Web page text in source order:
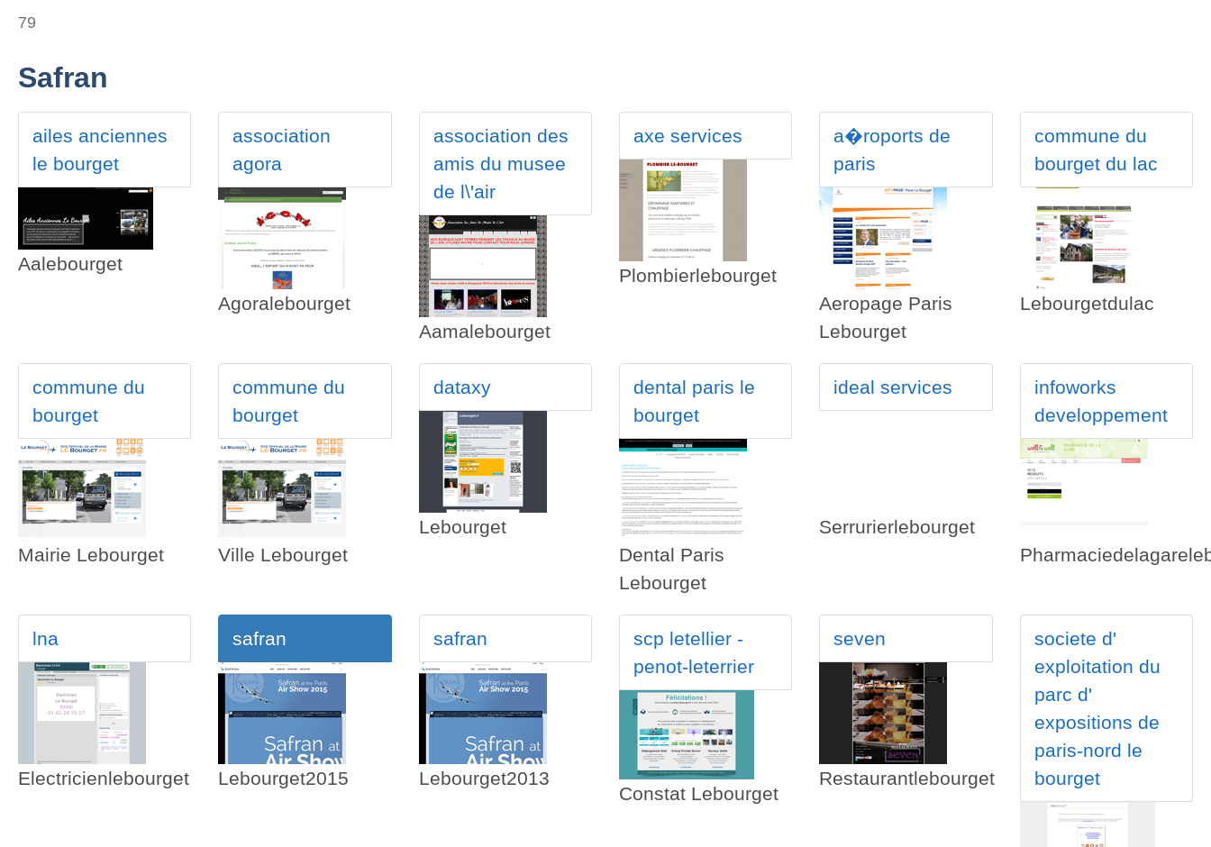
79
Safran
ailes anciennes
le bourget
Aalebourget
association
agora
Agoralebourget
association des
amis du musee
de l\'air
Aamalebourget
axe services
Plombierlebourget
a�roports de
paris
Aeropage Paris
Lebourget
commune du
bourget du lac
Lebourgetdulac
commune du
bourget
Mairie Lebourget
commune du
bourget
Ville Lebourget
dataxy
Lebourget
dental paris le
bourget
Dental Paris
Lebourget
ideal services
Serrurierlebourget
infoworks
developpement
lna
Electricienlebourget
safran
Lebourget2015
safran
Lebourget2013
scp letellier -
penot-leterrier
Constat Lebourget
seven
Restaurantlebourget
societe d'
exploitation du
parc d'
expositions de
paris-nord le
bourget